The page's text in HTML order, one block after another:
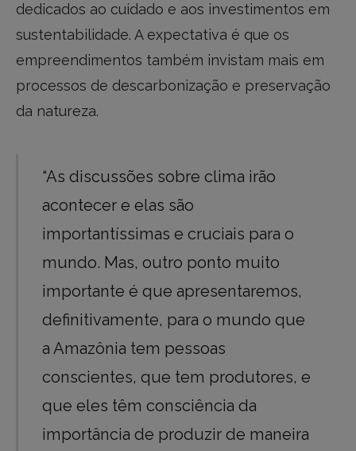
dedicados ao cuidado e aos investimentos em
sustentabilidade. A expectativa é que os
empreendimentos também invistam mais em
processos de descarbonização e preservação
da natureza.
“As discussões sobre clima irão
acontecer e elas são
importantíssimas e cruciais para o
mundo. Mas, outro ponto muito
importante é que apresentaremos,
definitivamente, para o mundo que
a Amazônia tem pessoas
conscientes, que tem produtores, e
que eles têm consciência da
importância de produzir de maneira